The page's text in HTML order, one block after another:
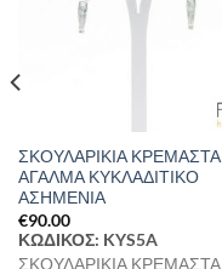
ΣΚΟΥΛΑΡΙΚΙΑ ΚΡΕΜΑΣΤΑ
ΑΓΑΛΜΑ ΚΥΚΛΑΔΙΤΙΚΟ
ΑΣΗΜΕΝΙΑ
€90.00
ΚΩΔΙΚΟΣ: KYS5A
ΣΚΟΥΛΑΡΙΚΙΑ ΚΡΕΜΑΣΤΑ